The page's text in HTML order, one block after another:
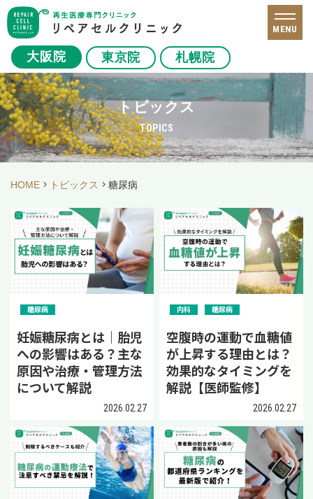
大阪院 東京院 札幌院
MENU
トピックス
TOPICS
HOME トピックス 糖尿病
糖尿病
妊娠糖尿病とは｜胎児
への影響はある？主な
原因や治療・管理方法
について解説
2026.02.27
内科 糖尿病
空腹時の運動で血糖値
が上昇する理由とは？
効果的なタイミングを
解説【医師監修】
2026.02.27